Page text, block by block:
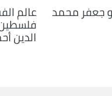
جعفر محمد
عالم
الدين